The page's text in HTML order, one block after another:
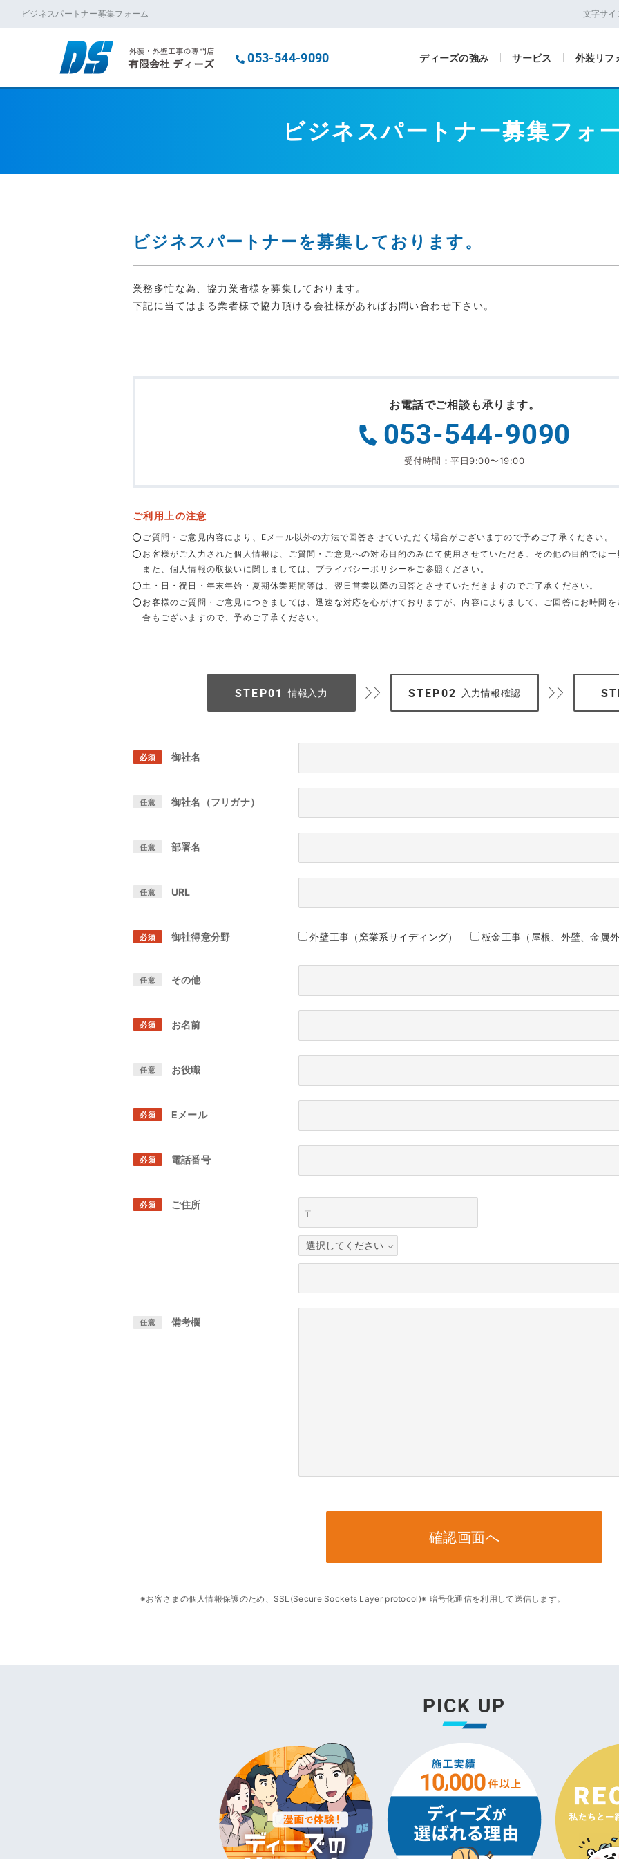
ビジネスパートナー募集フォーム 文字サイ
053-544-9090 ディーズの強み サービス 外装リフ
ビジネスパートナー募集フォ
ビジネスパートナーを募集しております。
業務多忙な為、協力業者様を募集しております。
下記に当てはまる業者様で協力頂ける会社様があればお問い合わせ下さい。
お電話でご相談も承ります。
053-544-9090
受付時間：平日9:00〜19:00
ご利用上の注意
ご質問・ご意見内容により、Eメール以外の方法で回答させていただく場合がございますので予めご了承ください。
お客様がご入力された個人情報は、ご質問・ご意見への対応目的のみにて使用させていただき、その他の目的では
また、個人情報の取扱いに関しましては、プライバシーポリシーをご参照ください。
土・日・祝日・年末年始・夏期休業期間等は、翌日営業以降の回答とさせていただきますのでご了承ください。
お客様のご質問・ご意見につきましては、迅速な対応を心がけておりますが、内容によりまして、ご回答にお時間
合もございますので、予めご了承ください。
情報入力 入力情報確認
必須 御社名
任意 御社名（フリガナ）
任意 部署名
任意 URL
必須 御社得意分野 外壁工事（窯業系サイディング） 板金工事（屋根、外壁、金属
任意 その他
必須 お名前
任意 お役職
必須 Eメール
必須 電話番号
必須 ご住所
〒
任意 備考欄
確認画面へ
※お客さまの個人情報保護のため、SSL(Secure Sockets Layer protocol)※ 暗号化通信を利用して送信します。
ブラウザとウェブサーバの間でやり取りされる情報の漏洩を防ぐための暗号化技術のことです。
SSLを使用することで、お客さまの個人情報は暗号化されて送信されますのでセキュリティが向上します。
SSLを利用するには、ご利用のブラウザが128ビットSSLに対応している必要があります。
PICK UP